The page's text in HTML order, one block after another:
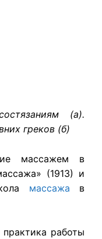
(а).
греков (б)
массажем в
(1913) и
массажа в
работы